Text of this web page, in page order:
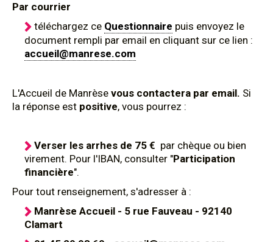
Par courrier
téléchargez ce Questionnaire puis envoyez le
document rempli par email en cliquant sur ce lien :
accueil@manrese.com
L'Accueil de Manrèse vous contactera par email. Si
la réponse est positive, vous pourrez :
Verser les arrhes de 75 € par chèque ou bien
virement. Pour l'IBAN, consulter "Participation
financière".
Pour tout renseignement, s'adresser à :
Manrèse Accueil - 5 rue Fauveau - 92140
Clamart